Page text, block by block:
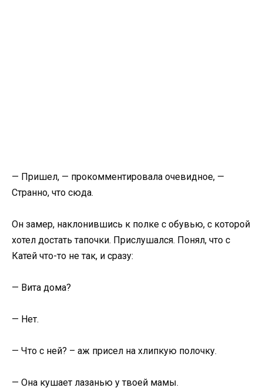
— Пришел, — прокомментировала очевидное, —
Странно, что сюда.
Он замер, наклонившись к полке с обувью, с которой
хотел достать тапочки. Прислушался. Понял, что с
Катей что-то не так, и сразу:
— Вита дома?
— Нет.
— Что с ней? – аж присел на хлипкую полочку.
— Она кушает лазанью у твоей мамы.